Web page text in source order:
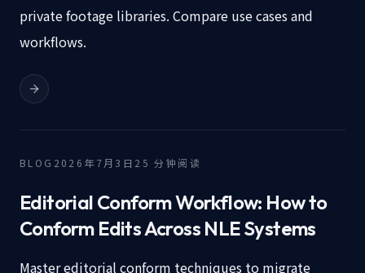
private footage libraries. Compare use cases and
workflows.
BLOG 2026年7月3日 25 分钟阅读
Editorial Conform Workflow: How to
Conform Edits Across NLE Systems
Master editorial conform techniques to migrate